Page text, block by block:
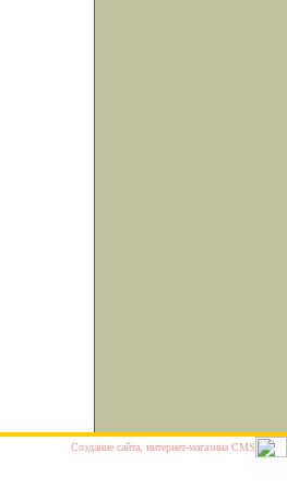
Cоздание сайта, интернет-магазина CMS